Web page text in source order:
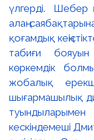
үлгерді. Шебер
алаң-
қоғамдық
табиғи бояуын
көркемдік
жобалық
шығармашылық
туындыларымен
кескіндемеші